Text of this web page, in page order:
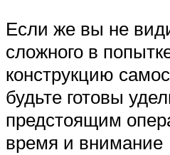
Если же вы не
сложного в
конструкцию
будьте готовы
предстоящим
время и внимание